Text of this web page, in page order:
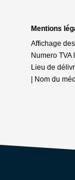
Mentions
Affichage
Numero
Lieu de
| Nom du